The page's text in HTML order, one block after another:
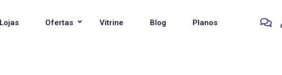
Lojas Ofertas Vitrine Blog Planos